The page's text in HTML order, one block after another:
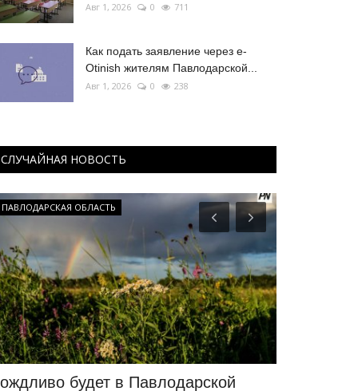
Авг 1, 2026 0 711
Как подать заявление через e-
Otinish жителям Павлодарской...
Авг 1, 2026 0 238
СЛУЧАЙНАЯ НОВОСТЬ
ПАВЛОДАРСКАЯ ОБЛАСТЬ
будет в Павлодарской